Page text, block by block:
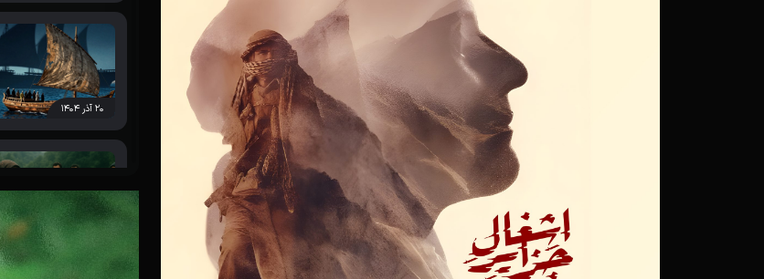
۲۰ آذر ۱۴۰۴
نمایش «آغازگر یک پایان» در آخرین روز از برگزاری جشنواره
حقیقت
ناگفته هایی از زندگی قرآنی و مبارزات رهبر انقلاب در مستند
«ضیاءالدین»